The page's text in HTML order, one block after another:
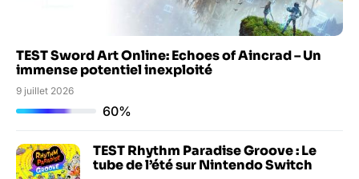
TEST Sword Art Online: Echoes of Aincrad – Un
immense potentiel inexploité
9 juillet 2026
60%
TEST Rhythm Paradise Groove : Le
tube de l’été sur Nintendo Switch